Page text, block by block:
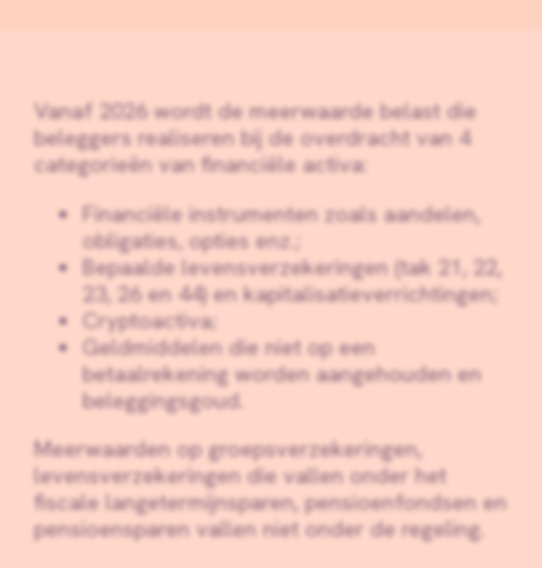
Vanaf 2026 wordt de meerwaarde belast die
beleggers realiseren bij de overdracht van 4
categorieën van financiële activa:
Financiële instrumenten zoals aandelen,
obligaties, opties enz.;
Bepaalde levensverzekeringen (tak 21, 22,
23, 26 en 44) en kapitalisatieverrichtingen;
Cryptoactiva;
Geldmiddelen die niet op een
betaalrekening worden aangehouden en
beleggingsgoud.
Meerwaarden op groepsverzekeringen,
levensverzekeringen die vallen onder het
fiscale langetermijnsparen, pensioenfondsen en
pensioensparen vallen niet onder de regeling.